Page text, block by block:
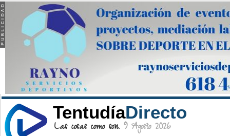
TentudíaDirecto
Las cosas como son. 9 Agosto 2026